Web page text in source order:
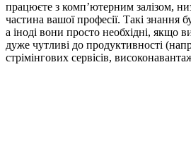
працюєте з комп’ютерним залізом,
частина вашої професії. Такі знання
а іноді вони просто необхідні, якщо
дуже чутливі до продуктивності
стрімінгових сервісів,